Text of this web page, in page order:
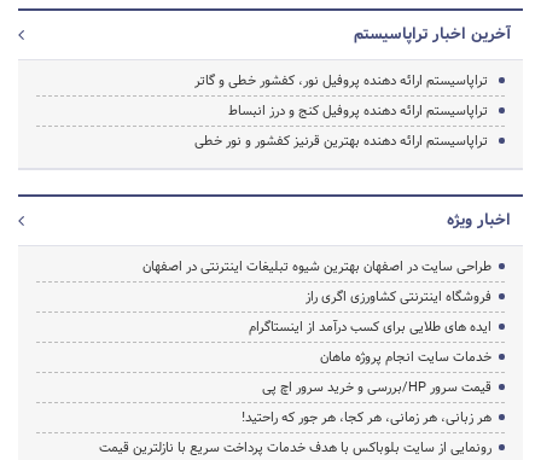
آخرین اخبار تراپاسیستم
تراپاسیستم ارائه دهنده پروفیل نور، کفشور خطی و گاتر
تراپاسیستم ارائه دهنده پروفیل کنج و درز انبساط
تراپاسیستم ارائه دهنده بهترین قرنیز کفشور و نور خطی
اخبار ویژه
طراحی سایت در اصفهان بهترین شیوه تبلیغات اینترنتی در اصفهان
فروشگاه اینترنتی کشاورزی اگری راز
ایده های طلایی برای کسب درآمد از اینستاگرام
خدمات سایت انجام پروژه ماهان
قیمت سرور HP/بررسی و خرید سرور اچ پی
هر زبانی، هر زمانی، هر کجا، هر جور که راحتید!
رونمایی از سایت بلوباکس با هدف خدمات پرداخت سریع با نازلترین قیمت